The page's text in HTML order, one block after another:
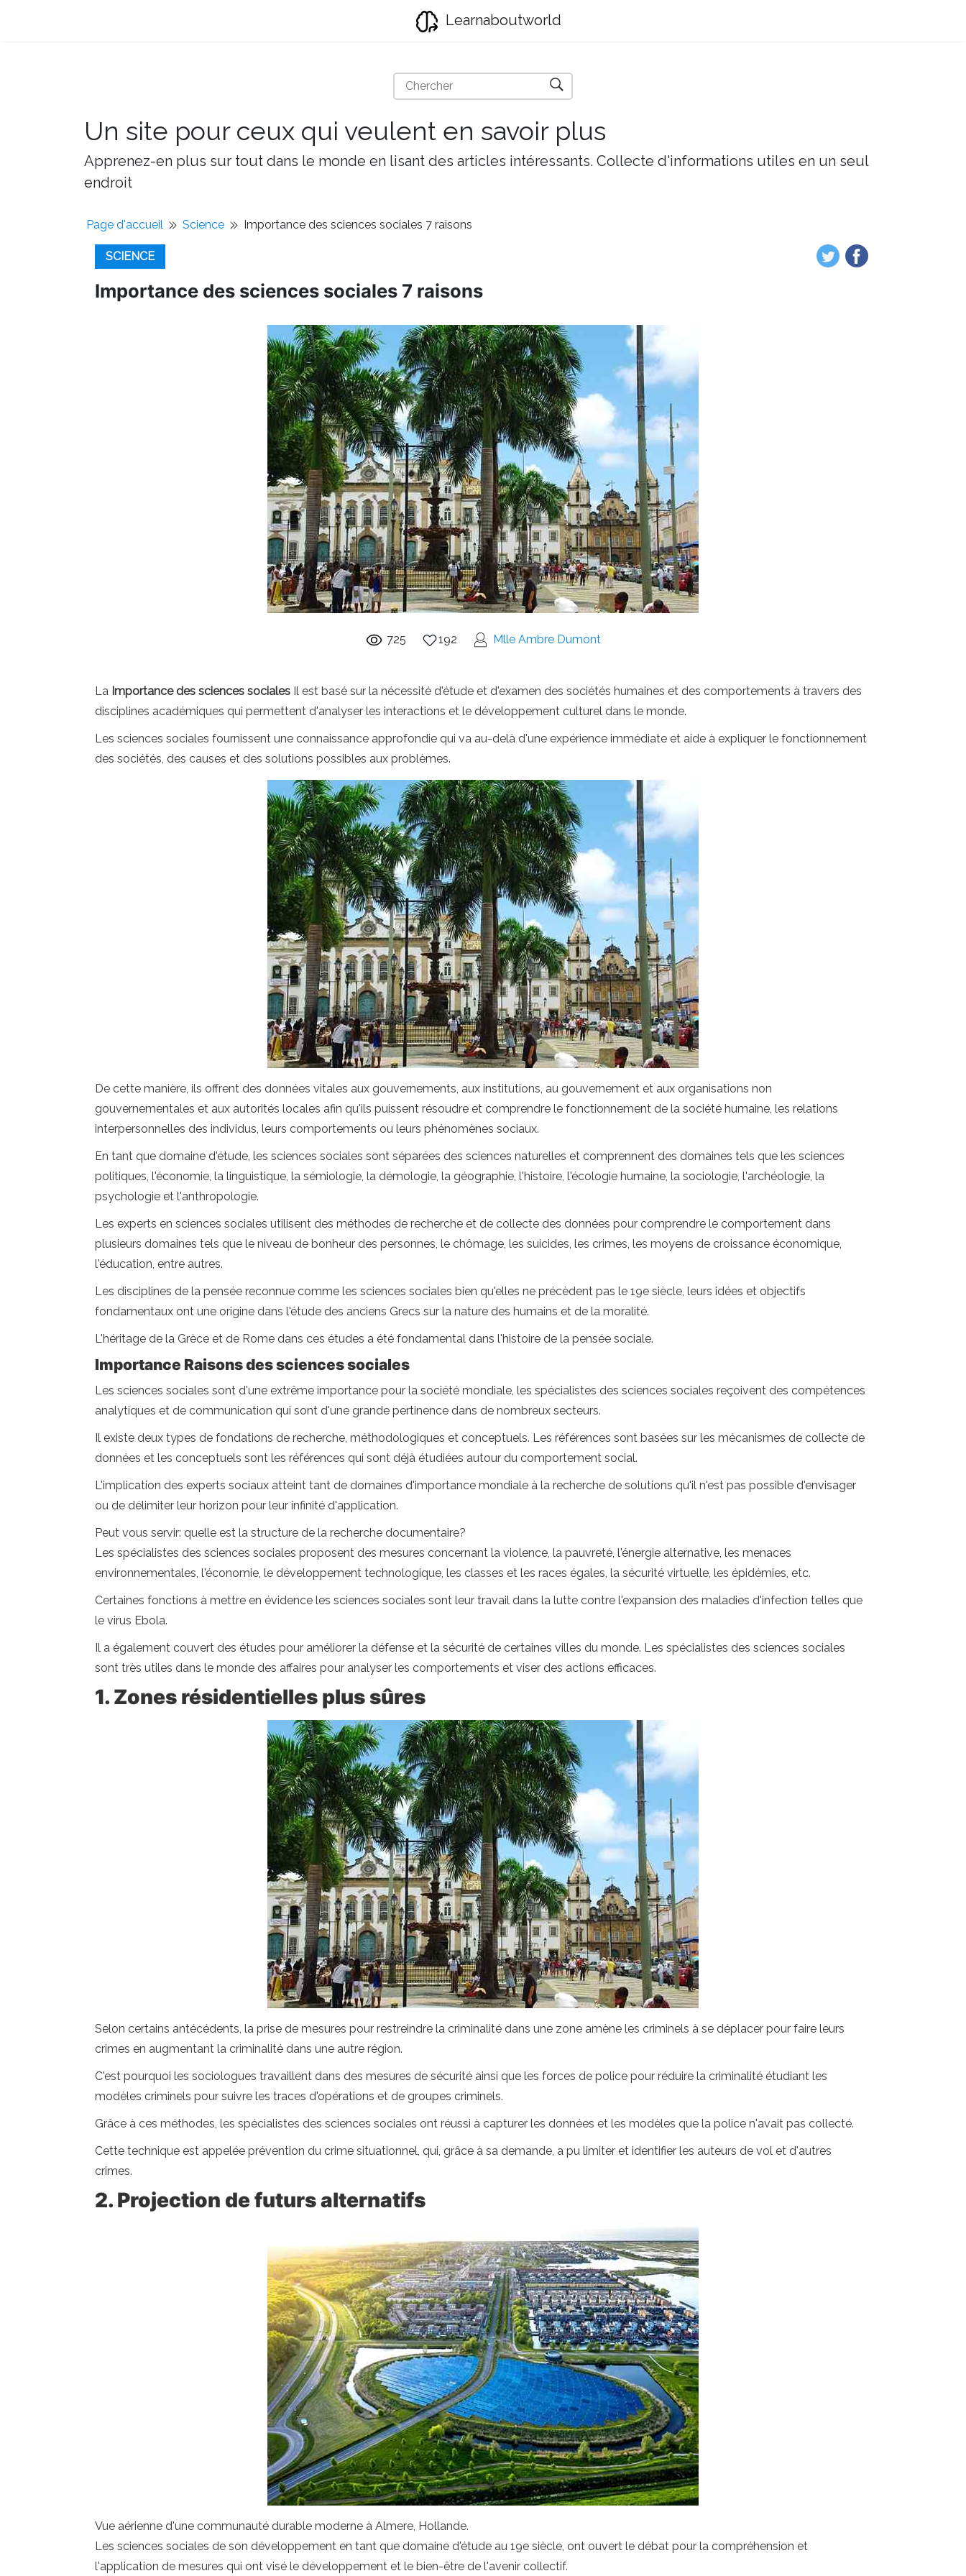
Learnaboutworld
Un site pour ceux qui veulent en savoir plus
Apprenez-en plus sur tout dans le monde en lisant des articles intéressants. Collecte d'informations utiles en un seul
endroit
Page d'accueil Science Importance des sciences sociales 7 raisons
SCIENCE
Importance des sciences sociales 7 raisons
725 192 Mlle Ambre Dumont
La Importance des sciences sociales Il est basé sur la nécessité d'étude et d'examen des sociétés humaines et des comportements à travers des
disciplines académiques qui permettent d'analyser les interactions et le développement culturel dans le monde.
Les sciences sociales fournissent une connaissance approfondie qui va au-delà d'une expérience immédiate et aide à expliquer le fonctionnement
des sociétés, des causes et des solutions possibles aux problèmes.
De cette manière, ils offrent des données vitales aux gouvernements, aux institutions, au gouvernement et aux organisations non
gouvernementales et aux autorités locales afin qu'ils puissent résoudre et comprendre le fonctionnement de la société humaine, les relations
interpersonnelles des individus, leurs comportements ou leurs phénomènes sociaux.
En tant que domaine d'étude, les sciences sociales sont séparées des sciences naturelles et comprennent des domaines tels que les sciences
politiques, l'économie, la linguistique, la sémiologie, la démologie, la géographie, l'histoire, l'écologie humaine, la sociologie, l'archéologie, la
psychologie et l'anthropologie.
Les experts en sciences sociales utilisent des méthodes de recherche et de collecte des données pour comprendre le comportement dans
plusieurs domaines tels que le niveau de bonheur des personnes, le chômage, les suicides, les crimes, les moyens de croissance économique,
l'éducation, entre autres.
Les disciplines de la pensée reconnue comme les sciences sociales bien qu'elles ne précèdent pas le 19e siècle, leurs idées et objectifs
fondamentaux ont une origine dans l'étude des anciens Grecs sur la nature des humains et de la moralité.
L'héritage de la Grèce et de Rome dans ces études a été fondamental dans l'histoire de la pensée sociale.
Importance Raisons des sciences sociales
Les sciences sociales sont d'une extrême importance pour la société mondiale, les spécialistes des sciences sociales reçoivent des compétences
analytiques et de communication qui sont d'une grande pertinence dans de nombreux secteurs.
Il existe deux types de fondations de recherche, méthodologiques et conceptuels. Les références sont basées sur les mécanismes de collecte de
données et les conceptuels sont les références qui sont déjà étudiées autour du comportement social.
L'implication des experts sociaux atteint tant de domaines d'importance mondiale à la recherche de solutions qu'il n'est pas possible d'envisager
ou de délimiter leur horizon pour leur infinité d'application.
Peut vous servir: quelle est la structure de la recherche documentaire?
Les spécialistes des sciences sociales proposent des mesures concernant la violence, la pauvreté, l'énergie alternative, les menaces
environnementales, l'économie, le développement technologique, les classes et les races égales, la sécurité virtuelle, les épidémies, etc.
Certaines fonctions à mettre en évidence les sciences sociales sont leur travail dans la lutte contre l'expansion des maladies d'infection telles que
le virus Ebola.
Il a également couvert des études pour améliorer la défense et la sécurité de certaines villes du monde. Les spécialistes des sciences sociales
sont très utiles dans le monde des affaires pour analyser les comportements et viser des actions efficaces.
1. Zones résidentielles plus sûres
Selon certains antécédents, la prise de mesures pour restreindre la criminalité dans une zone amène les criminels à se déplacer pour faire leurs
crimes en augmentant la criminalité dans une autre région.
C'est pourquoi les sociologues travaillent dans des mesures de sécurité ainsi que les forces de police pour réduire la criminalité étudiant les
modèles criminels pour suivre les traces d'opérations et de groupes criminels.
Grâce à ces méthodes, les spécialistes des sciences sociales ont réussi à capturer les données et les modèles que la police n'avait pas collecté.
Cette technique est appelée prévention du crime situationnel, qui, grâce à sa demande, a pu limiter et identifier les auteurs de vol et d'autres
crimes.
2. Projection de futurs alternatifs
Vue aérienne d'une communauté durable moderne à Almere, Hollande.
Les sciences sociales de son développement en tant que domaine d'étude au 19e siècle, ont ouvert le débat pour la compréhension et
l'application de mesures qui ont visé le développement et le bien-être de l'avenir collectif.